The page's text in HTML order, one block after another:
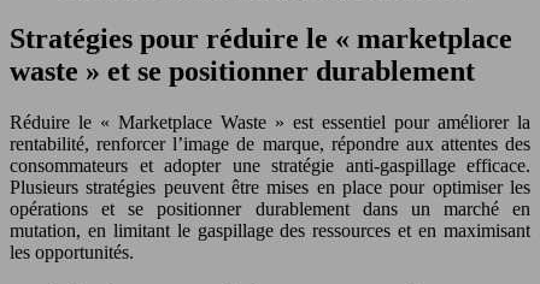
Stratégies pour réduire le « marketplace
waste » et se positionner durablement
Réduire le « Marketplace Waste » est essentiel pour améliorer la
rentabilité, renforcer l’image de marque, répondre aux attentes des
consommateurs et adopter une stratégie anti-gaspillage efficace.
Plusieurs stratégies peuvent être mises en place pour optimiser les
opérations et se positionner durablement dans un marché en
mutation, en limitant le gaspillage des ressources et en maximisant
les opportunités.